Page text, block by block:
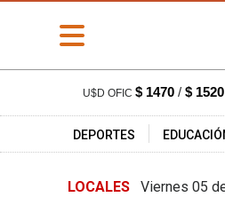
» PORTADA
» Deportes
U$D OFIC $ 1470 / $ 1520
DEPORTES
LOCALES Viernes 05